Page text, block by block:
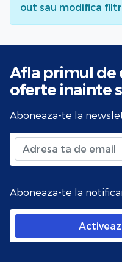
out sau modifica
Afla primul de
oferte inainte
Aboneaza-te la
Aboneaza-te la